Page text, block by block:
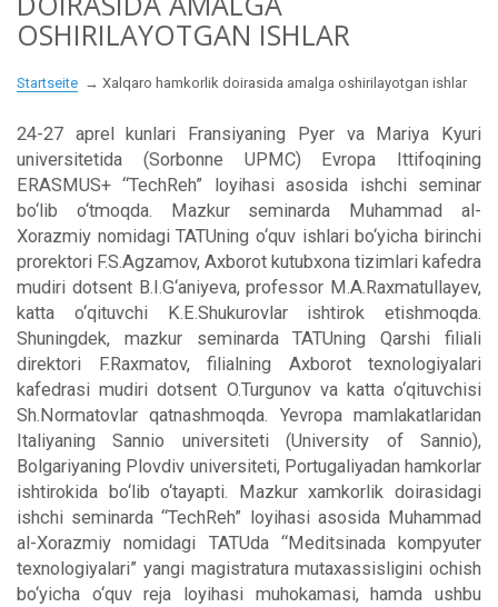
OSHIRILAYOTGAN ISHLAR
Startseite Xalqaro hamkorlik doirasida amalga oshirilayotgan ishlar
24-27 aprel kunlari Fransiyaning Pyer va Mariya Kyuri
universitetida (Sorbonne UPMC) Evropa Ittifoqining
ERASMUS+ “TechReh” loyihasi asosida ishchi seminar
bo‘lib o‘tmoqda. Mazkur seminarda Muhammad al-
Xorazmiy nomidagi TATUning o‘quv ishlari bo‘yicha birinchi
prorektori F.S.Agzamov, Axborot kutubxona tizimlari kafedra
mudiri dotsent B.I.G‘aniyeva, professor M.A.Raxmatullayev,
katta o‘qituvchi K.E.Shukurovlar ishtirok etishmoqda.
Shuningdek, mazkur seminarda TATUning Qarshi filiali
direktori F.Raxmatov, filialning Axborot texnologiyalari
kafedrasi mudiri dotsent O.Turgunov va katta o‘qituvchisi
Sh.Normatovlar qatnashmoqda. Yevropa mamlakatlaridan
Italiyaning Sannio universiteti (University of Sannio),
Bolgariyaning Plovdiv universiteti, Portugaliyadan hamkorlar
ishtirokida bo‘lib o‘tayapti. Mazkur xamkorlik doirasidagi
ishchi seminarda “TechReh” loyihasi asosida Muhammad
al-Xorazmiy nomidagi TATUda “Meditsinada kompyuter
texnologiyalari” yangi magistratura mutaxassisligini ochish
bo‘yicha o‘quv reja loyihasi muhokamasi, hamda ushbu